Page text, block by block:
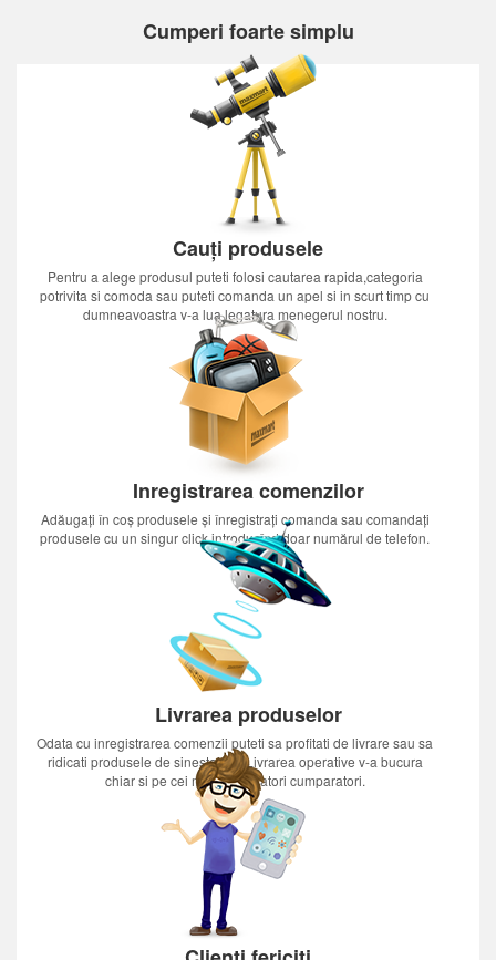
Cumperi foarte simplu
Cauți produsele
Pentru a alege produsul puteti folosi cautarea rapida,categoria
potrivita si comoda sau puteti comanda un apel si in scurt timp cu
dumneavoastra v-a lua legatura menegerul nostru.
Inregistrarea comenzilor
Adăugați în coș produsele și înregistrați comanda sau comandați
produsele cu un singur click introducînd doar numărul de telefon.
Livrarea produselor
Odata cu inregistrarea comenzii puteti sa profitati de livrare sau sa
ridicati produsele de sinestatator.Livrarea operative v-a bucura
chiar si pe cei mai nerabdatori cumparatori.